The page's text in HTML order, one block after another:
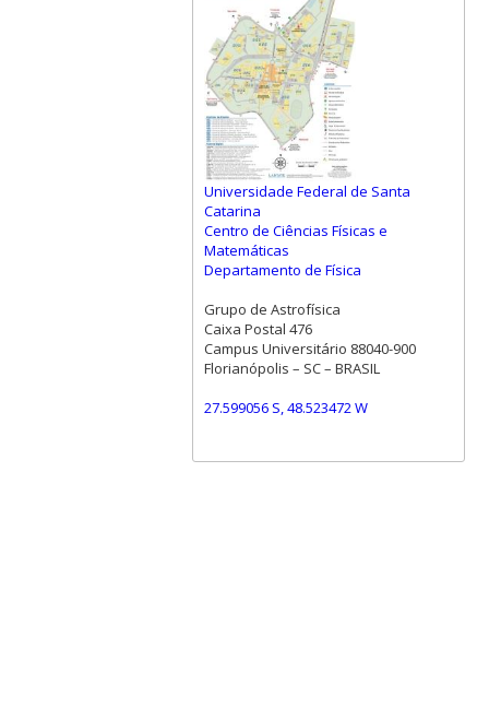
Universidade Federal de Santa
Catarina
Centro de Ciências Físicas e
Matemáticas
Departamento de Física
Grupo de Astrofísica
Caixa Postal 476
Campus Universitário 88040-900
Florianópolis – SC – BRASIL
27.599056 S, 48.523472 W